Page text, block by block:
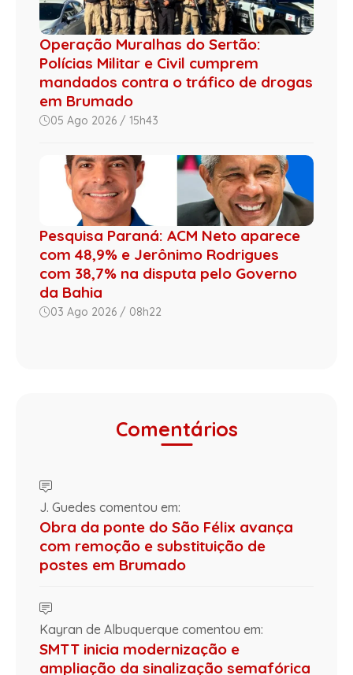
Operação Muralhas do Sertão:
Polícias Militar e Civil cumprem
mandados contra o tráfico de drogas
em Brumado
05 Ago 2026 / 15h43
Pesquisa Paraná: ACM Neto aparece
com 48,9% e Jerônimo Rodrigues
com 38,7% na disputa pelo Governo
da Bahia
03 Ago 2026 / 08h22
Comentários
J. Guedes comentou em:
Obra da ponte do São Félix avança
com remoção e substituição de
postes em Brumado
Kayran de Albuquerque comentou em:
SMTT inicia modernização e
ampliação da sinalização semafórica